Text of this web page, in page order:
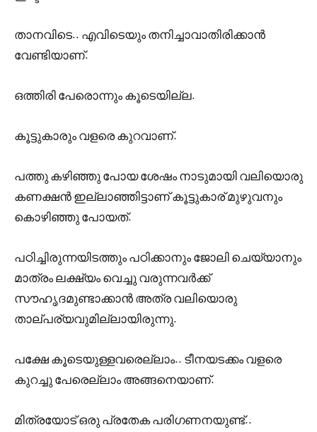
താനവിടെ.. എവിടെയും തനിച്ചാവാതിരിക്കാൻ
വേണ്ടിയാണ്.
ഒത്തിരി പേരൊന്നും കൂടെയില്ല.
കൂട്ടുകാരും വളരെ കുറവാണ്.
പത്തു കഴിഞ്ഞു പോയ ശേഷം നാടുമായി വലിയൊരു
കണക്ഷൻ ഇല്ലാഞ്ഞിട്ടാണ് കൂട്ടുകാര് മുഴുവനും
കൊഴിഞ്ഞു പോയത്.
പഠിച്ചിരുന്നയിടത്തും പഠിക്കാനും ജോലി ചെയ്യാനും
മാത്രം ലക്ഷ്യം വെച്ചു വരുന്നവർക്ക്
സൗഹൃദമുണ്ടാക്കാൻ അത്ര വലിയൊരു
താല്പര്യവുമില്ലായിരുന്നു.
പക്ഷേ കൂടെയുള്ളവരെല്ലാം.. ടീനയടക്കം വളരെ
കുറച്ചു പേരെല്ലാം അങ്ങനെയാണ്.
മിത്രയോട് ഒരു പ്രതേക പരിഗണനയുണ്ട്..